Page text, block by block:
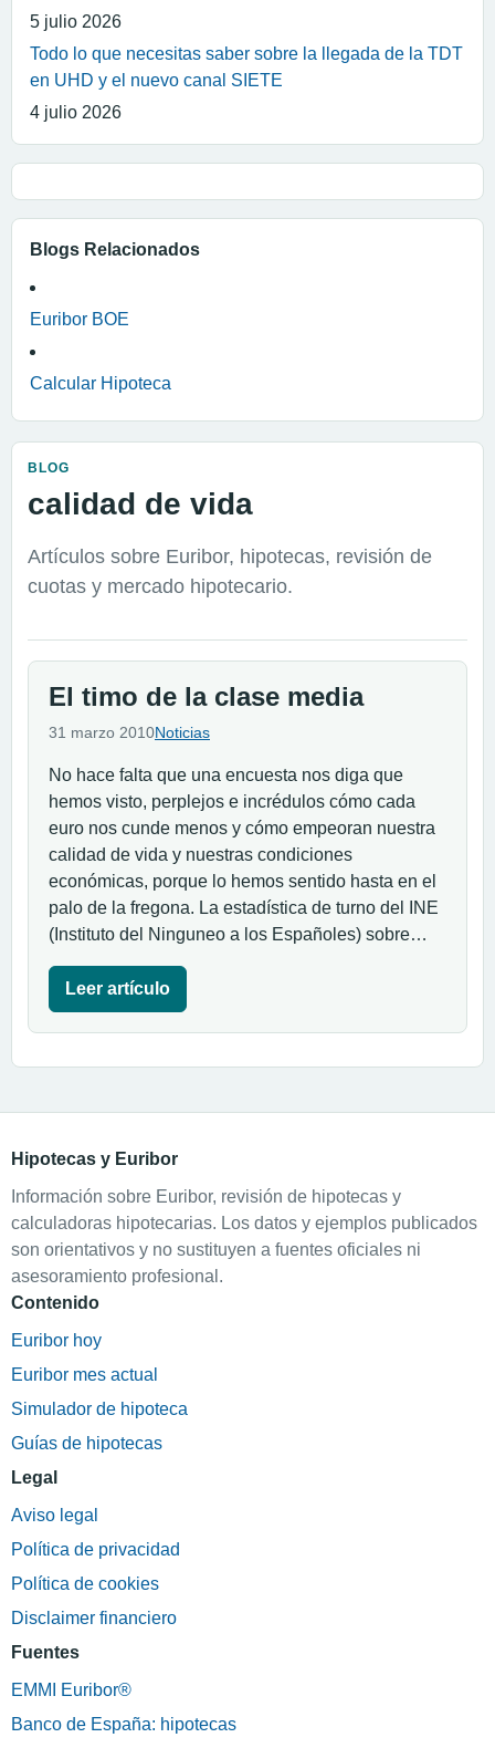
5 julio 2026
Todo lo que necesitas saber sobre la llegada de la TDT
en UHD y el nuevo canal SIETE
4 julio 2026
Blogs Relacionados
Euribor BOE
Calcular Hipoteca
BLOG
calidad de vida
Artículos sobre Euribor, hipotecas, revisión de
cuotas y mercado hipotecario.
El timo de la clase media
31 marzo 2010Noticias
No hace falta que una encuesta nos diga que
hemos visto, perplejos e incrédulos cómo cada
euro nos cunde menos y cómo empeoran nuestra
calidad de vida y nuestras condiciones
económicas, porque lo hemos sentido hasta en el
palo de la fregona. La estadística de turno del INE
(Instituto del Ninguneo a los Españoles) sobre…
Leer artículo
Hipotecas y Euribor
Información sobre Euribor, revisión de hipotecas y
calculadoras hipotecarias. Los datos y ejemplos publicados
son orientativos y no sustituyen a fuentes oficiales ni
asesoramiento profesional.
Contenido
Euribor hoy
Euribor mes actual
Simulador de hipoteca
Guías de hipotecas
Legal
Aviso legal
Política de privacidad
Política de cookies
Disclaimer financiero
Fuentes
EMMI Euribor®
Banco de España: hipotecas